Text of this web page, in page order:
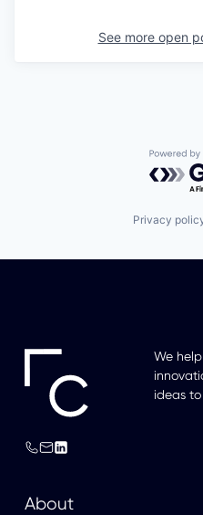
See more open
Privacy
We
ideas
About